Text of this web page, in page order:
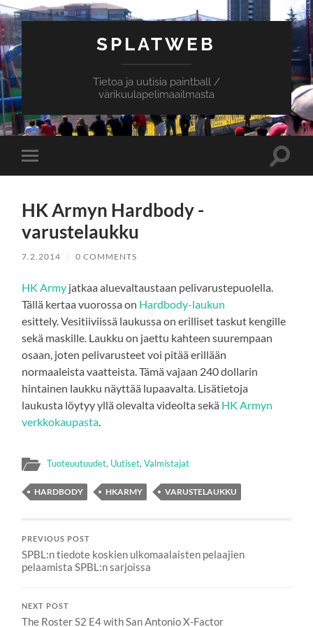
SPLATWEB
Tietoa ja uutisia paintball /
värikuulapelimaailmasta
Toggle
mobile
Toggle
HK Armyn Hardbody -
varustelaukku
7.2.2014 / 0 COMMENTS
HK Army jatkaa aluevaltaustaan pelivarustepuolella.
Tällä kertaa vuorossa on Hardbody-laukun
esittely. Vesitiiviissä laukussa on erilliset taskut kengille
sekä maskille. Laukku on jaettu kahteen suurempaan
osaan, joten pelivarusteet voi pitää erillään
normaaleista vaatteista. Tämä vajaan 240 dollarin
hintainen laukku näyttää lupaavalta. Lisätietoja
laukusta löytyy yllä olevalta videolta sekä HK Armyn
verkkokaupasta
Tuoteuutuudet, Uutiset,Valmistajat
HARDBODY HKARMY VARUSTELAUKKU
PREVIOUS POST
SPBL:n tiedote koskien ulkomaalaisten pelaajien
pelaamista SPBL:n sarjoissa
NEXT POST
The Roster S2 E4 with San Antonio X-Factor